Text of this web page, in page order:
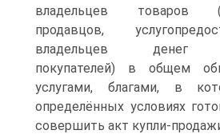
владельцев товаров
продавцов,
владельцев денег
покупателей) в общем
услугами, благами, в
определённых условиях
совершить акт купли-